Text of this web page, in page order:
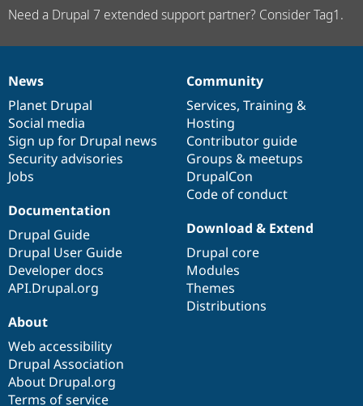
Need a Drupal 7 extended support partner? Consider Tag1.
News
items
News
Planet Drupal
Social media
Sign up for Drupal news
Security advisories
Jobs
Our
community
Community
Services, Training &
Hosting
Contributor guide
Groups & meetups
DrupalCon
Code of conduct
Documentation
Documentation
Drupal Guide
Drupal User Guide
Developer docs
API.Drupal.org
Drupal
code
base
Download & Extend
Drupal core
Modules
Themes
Distributions
Governance
of
community
About
Web accessibility
Drupal Association
About Drupal.org
Terms of service